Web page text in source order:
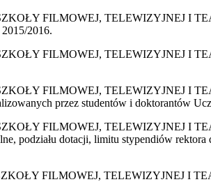
FILMOWEJ, TELEWIZYJNEJ I
2016.
FILMOWEJ, TELEWIZYJNEJ I
FILMOWEJ, TELEWIZYJNEJ I
przez studentów i doktorantów
FILMOWEJ, TELEWIZYJNEJ I
podziału dotacji, limitu stypendiów
FILMOWEJ, TELEWIZYJNEJ I